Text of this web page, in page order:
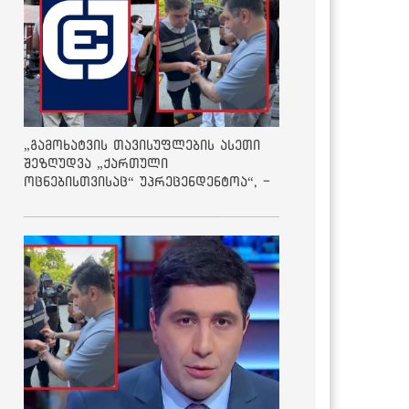
„გამოხატვის თავისუფლების ასეთი
შეზღუდვა „ქართული
ოცნებისთვისაც“ უპრეცენდენტოა“, -